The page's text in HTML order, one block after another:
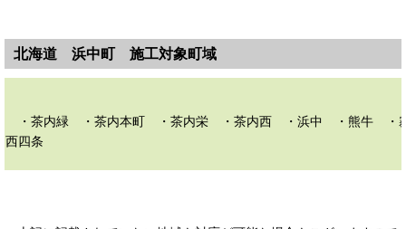
北海道 浜中町 施工対象町域
・茶内緑 ・茶内本町 ・茶内栄 ・茶内西 ・浜中 ・熊牛 ・
西四条